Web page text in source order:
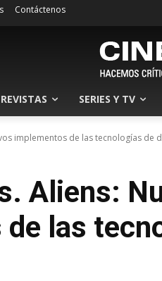
Contáctenos
SERIES Y TV
implementos de las tecnologías de
Aliens:
las